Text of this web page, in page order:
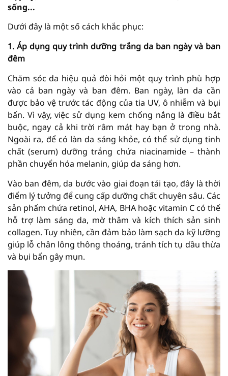
sống...
Dưới đây là một số cách khắc phục:
1. Áp dụng quy trình dưỡng trắng da ban ngày và ban
đêm
Chăm sóc da hiệu quả đòi hỏi một quy trình phù hợp
vào cả ban ngày và ban đêm. Ban ngày, làn da cần
được bảo vệ trước tác động của tia UV, ô nhiễm và bụi
bẩn. Vì vậy, việc sử dụng kem chống nắng là điều bắt
buộc, ngay cả khi trời râm mát hay bạn ở trong nhà.
Ngoài ra, để có làn da sáng khỏe, có thể sử dụng tinh
chất (serum) dưỡng trắng chứa niacinamide – thành
phần chuyển hóa melanin, giúp da sáng hơn.
Vào ban đêm, da bước vào giai đoạn tái tạo, đây là thời
điểm lý tưởng để cung cấp dưỡng chất chuyên sâu. Các
sản phẩm chứa retinol, AHA, BHA hoặc vitamin C có thể
hỗ trợ làm sáng da, mờ thâm và kích thích sản sinh
collagen. Tuy nhiên, cần đảm bảo làm sạch da kỹ lưỡng
giúp lỗ chân lông thông thoáng, tránh tích tụ dầu thừa
và bụi bẩn gây mụn.